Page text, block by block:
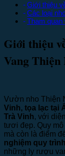
Giới thiệu
Các loại
Tham
Giới thiệu
Vang Thiện
Vườn nho Thiện
Vinh, tọa lạc tại
Trà Vinh, với
tươi đẹp. Quy
mà còn là điểm
nghiệm quy
những ly rượu